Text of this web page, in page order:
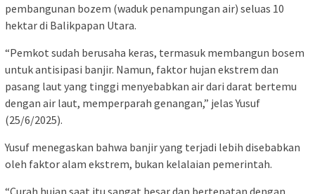
pembangunan bozem (waduk penampungan air) seluas 10
hektar di Balikpapan Utara.
“Pemkot sudah berusaha keras, termasuk membangun bosem
untuk antisipasi banjir. Namun, faktor hujan ekstrem dan
pasang laut yang tinggi menyebabkan air dari darat bertemu
dengan air laut, memperparah genangan,” jelas Yusuf
(25/6/2025).
Yusuf menegaskan bahwa banjir yang terjadi lebih disebabkan
oleh faktor alam ekstrem, bukan kelalaian pemerintah.